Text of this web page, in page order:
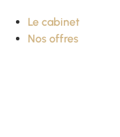
Le cabinet
Nos offres